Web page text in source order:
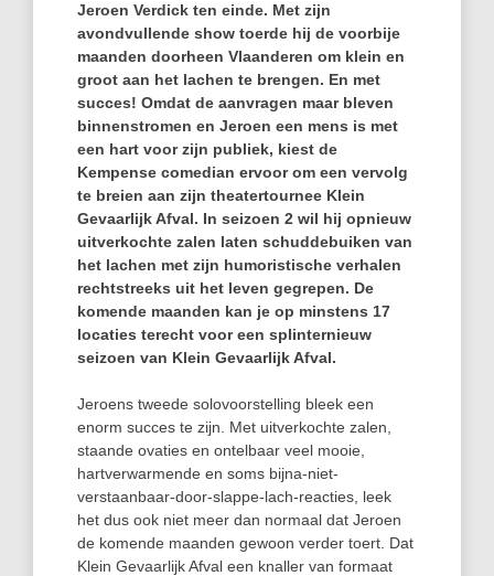
Jeroen Verdick ten einde. Met zijn
avondvullende show toerde hij de voorbije
maanden doorheen Vlaanderen om klein en
groot aan het lachen te brengen. En met
succes! Omdat de aanvragen maar bleven
binnenstromen en Jeroen een mens is met
een hart voor zijn publiek, kiest de
Kempense comedian ervoor om een vervolg
te breien aan zijn theatertournee Klein
Gevaarlijk Afval. In seizoen 2 wil hij opnieuw
uitverkochte zalen laten schuddebuiken van
het lachen met zijn humoristische verhalen
rechtstreeks uit het leven gegrepen. De
komende maanden kan je op minstens 17
locaties terecht voor een splinternieuw
seizoen van Klein Gevaarlijk Afval.
Jeroens tweede solovoorstelling bleek een
enorm succes te zijn. Met uitverkochte zalen,
staande ovaties en ontelbaar veel mooie,
hartverwarmende en soms bijna-niet-
verstaanbaar-door-slappe-lach-reacties, leek
het dus ook niet meer dan normaal dat Jeroen
de komende maanden gewoon verder toert. Dat
Klein Gevaarlijk Afval een knaller van formaat